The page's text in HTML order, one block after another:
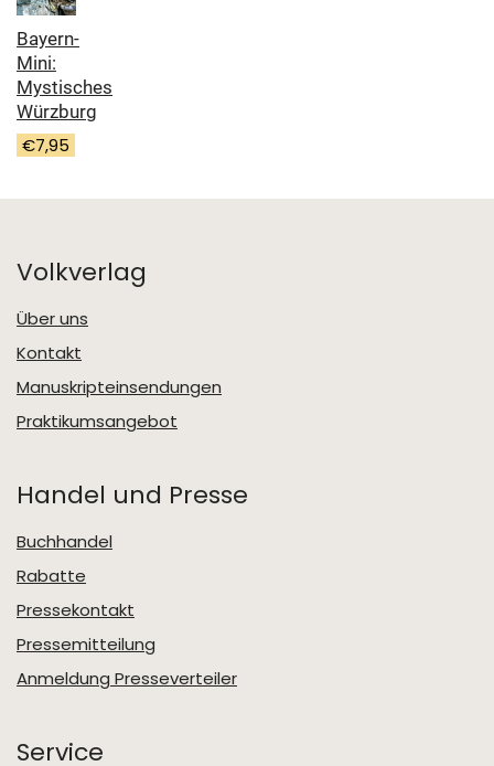
Bayern-
Mini:
Mystisches
Würzburg
€7,95
Volkverlag
Über uns
Kontakt
Manuskripteinsendungen
Praktikumsangebot
Handel und Presse
Buchhandel
Rabatte
Pressekontakt
Pressemitteilung
Anmeldung Presseverteiler
Service